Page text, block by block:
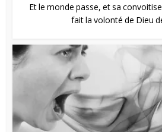
Et le monde passe, et sa
fait la volonté de Dieu